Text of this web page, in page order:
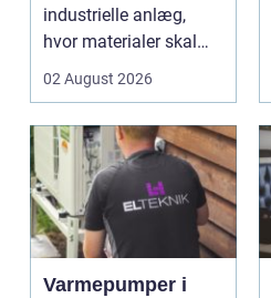
industrielle anlæg,
hvor materialer skal
02 August 2026
Varmepumper i